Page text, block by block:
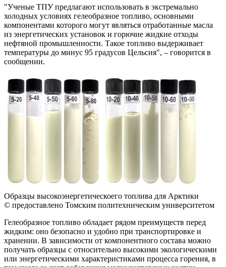
"Ученые ТПУ предлагают использовать в экстремально
холодных условиях гелеобразное топливо, основными
компонентами которого могут являться отработанные масла
из энергетических установок и горючие жидкие отходы
нефтяной промышленности. Такое топливо выдерживает
температуры до минус 95 градусов Цельсия", – говорится в
сообщении.
Образцы высокоэнергетическоего топлива для Арктики
© предоставлено Томским политехническим университетом
Гелеобразное топливо обладает рядом преимуществ перед
жидким: оно безопасно и удобно при транспортировке и
хранении. В зависимости от компонентного состава можно
получать образцы с относительно высокими экологическими
или энергетическими характеристиками процесса горения, в